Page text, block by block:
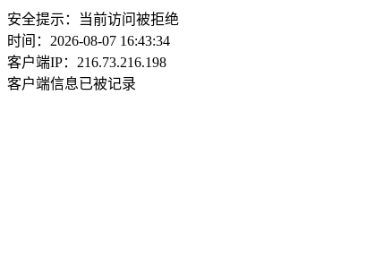
安全提示：当前访问被拒绝
时间：2026-08-07 16:43:34
客户端IP：216.73.216.198
客户端信息已被记录